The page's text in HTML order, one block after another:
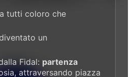
tutti coloro che
un
Fidal: partenza
attraversando piazza